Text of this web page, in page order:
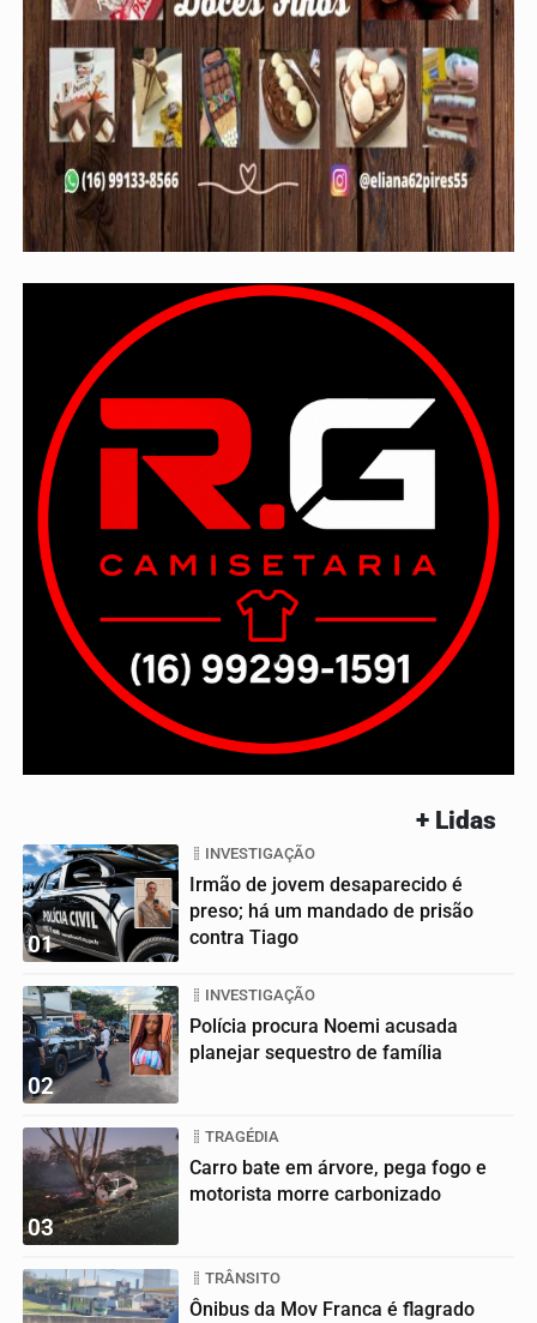
+ Lidas
01
INVESTIGAÇÃO
Irmão de jovem desaparecido é
preso; há um mandado de prisão
contra Tiago
02
INVESTIGAÇÃO
Polícia procura Noemi acusada
planejar sequestro de família
03
TRAGÉDIA
Carro bate em árvore, pega fogo e
motorista morre carbonizado
TRÂNSITO
Ônibus da Mov Franca é flagrado